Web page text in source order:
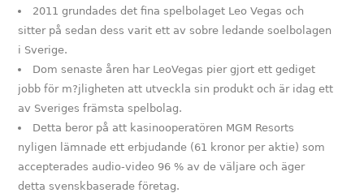
2011 grundades det fina spelbolaget Leo Vegas och
sitter på sedan dess varit ett av sobre ledande soelbolagen
i Sverige.
Dom senaste åren har LeoVegas pier gjort ett gediget
jobb för m?jligheten att utveckla sin produkt och är idag ett
av Sveriges främsta spelbolag.
Detta beror på att kasinooperatören MGM Resorts
nyligen lämnade ett erbjudande (61 kronor per aktie) som
accepterades audio-video 96 % av de väljare och äger
detta svenskbaserade företag.